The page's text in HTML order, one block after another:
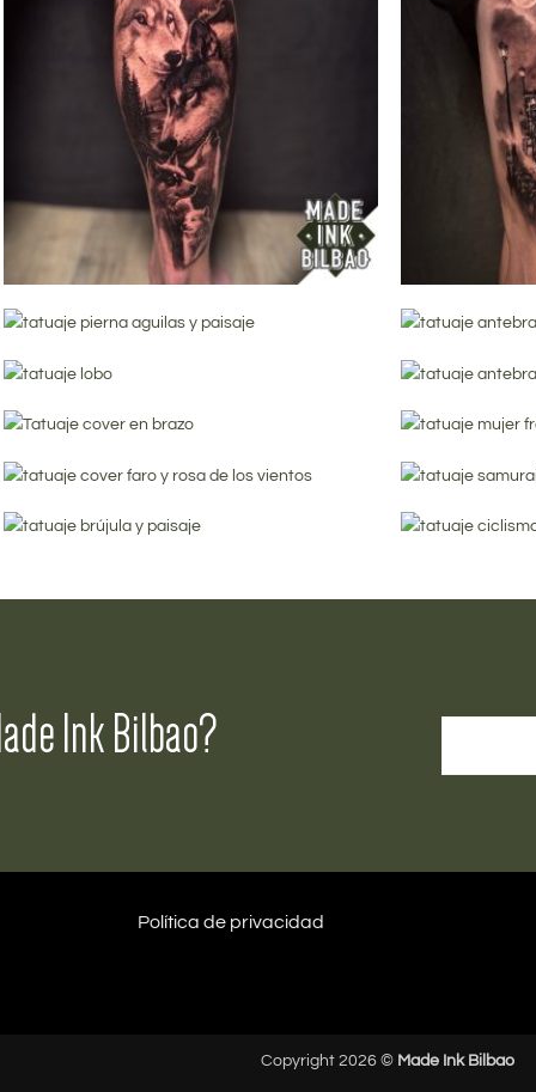
Ink Bilbao?
Política de privacidad
Copyright 2026 © Made Ink Bilbao